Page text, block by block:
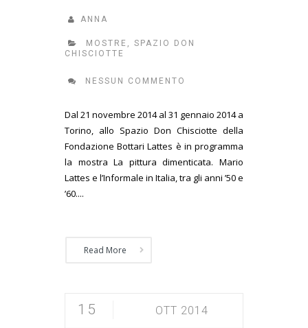
ANNA
MOSTRE
SPAZIO DON
CHISCIOTTE
NESSUN COMMENTO
Dal 21 novembre 2014 al 31 gennaio 2014 a
Torino, allo Spazio Don Chisciotte della
Fondazione Bottari Lattes è in programma
la mostra La pittura dimenticata. Mario
Lattes e l’Informale in Italia, tra gli anni ’50 e
’60....
Read More
15 OTT 2014